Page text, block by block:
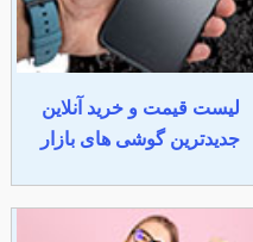
لیست قیمت و خرید آنلاین
جدیدترین گوشی های بازار